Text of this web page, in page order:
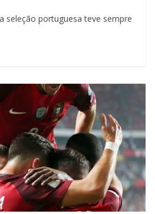
seleção portuguesa teve sempre